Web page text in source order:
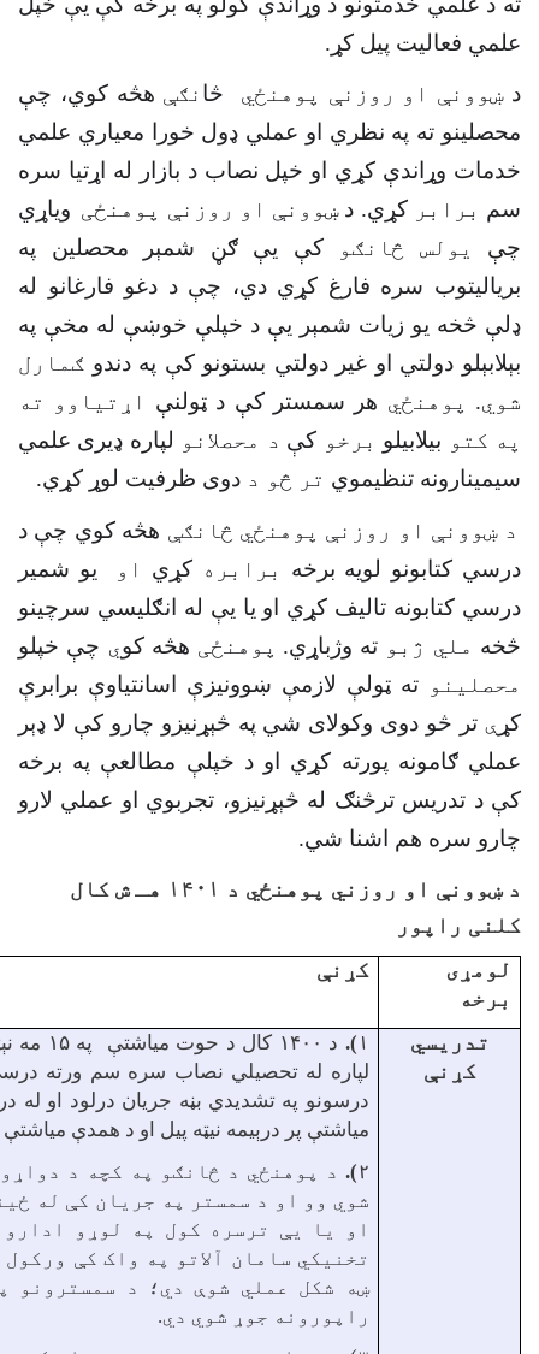
علمي فعالیت پیل کړ .
دښوونې او روزنې پوهنځي څا نګې هڅه کوي، چې
محصلینو ته په نظري او عملي ډول خورا معیاري علمي
خدمات وړاندې کړي او خپل نصاب د بازار له اړتیا سره
سم برابر کړي. دښوونې او روزنې پوهنځی ویاړي
چې
يولس څانګوکې یې ګڼ شمېر محصلین په
بریالیتوب سره فارغ کړي دي، چې د دغو فارغانو له
ډلې څخه یو زیات شمېر یې د خپلې خوښې له مخې په
بېلابېلو دولتي او غیر دولتي بستونو کې په دندو ګمارل
شوي. پوهنځي هر سمستر کې د ټولنې
اړتياوو ته
په کتو بیلابیلو برخو کې د محصلانو لپاره ډیری علمي
سیمینارونه تنظیموي تر څو د دوی ظرفیت لوړ کړي.
د ښوونې او روزنې پوهنځي څانګې هڅه کوي چې د
درسي کتابونو لویه برخه
برابره کړي او
یو شمیر
درسي کتابونه تالیف کړي او یا یې له انګلیسي سرچینو
څخه ملي ژبو ته وژباړي. پوهنځی هڅه کوي چې خپلو
محصلينو ته ټولې لازمې ښوونیزې اسانتیاوې برابرې
کړ ې تر څو دوی وکولای شي په څېړنیزو چارو کې لا ډېر
عملي ګامونه پورته کړي او د خپلې مطالعې په برخه
کې د تدریس ترڅنګ له څېړنیزو، تجربوي او عملي لارو
چارو سره هم اشنا شي.
د ښوونې او روزني پوهنځي د ۱۴۰۱ هـ ش کال
کلنی راپور
لومړی
برخه
کړنې
تدريسي
کړنې
۱).
لپاره له تحصیلي نصاب سره سم ورته
میاشتې پر درېیمه نیټه پیل او د همدې میاشتې
۲).
د پوهنځي د څانګو په کچه د
شوي وو او د سمستر په جریان کې له
او یا يې ترسره کول په لوړو
تخنیکي سامان آلاتو په واک کې
ښه شکل عملي شوې دي؛ د سمسترونو
راپورونه جوړ شوي دي.